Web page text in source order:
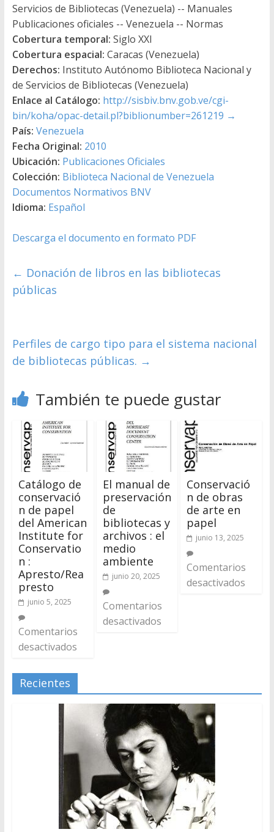
Servicios de Bibliotecas (Venezuela) -- Manuales
Publicaciones oficiales -- Venezuela -- Normas
Cobertura temporal: Siglo XXI
Cobertura espacial: Caracas (Venezuela)
Derechos: Instituto Autónomo Biblioteca Nacional y
de Servicios de Bibliotecas (Venezuela)
Enlace al Catálogo: http://sisbiv.bnv.gob.ve/cgi-
bin/koha/opac-detail.pl?biblionumber=261219 →
País: Venezuela
Fecha Original: 2010
Ubicación: Publicaciones Oficiales
Colección: Biblioteca Nacional de Venezuela
Documentos Normativos BNV
Idioma: Español
Descarga el documento en formato PDF
← Donación de libros en las bibliotecas
públicas
Perfiles de cargo tipo para el sistema nacional
de bibliotecas públicas. →
También te puede gustar
Catálogo de
conservació
n de papel
del American
Institute for
Conservatio
n :
Apresto/Rea
presto
junio 5, 2025
Comentarios
desactivados
El manual de
preservación
de
bibliotecas y
archivos : el
medio
ambiente
junio 20, 2025
Comentarios
desactivados
Conservació
n de obras
de arte en
papel
junio 13, 2025
Comentarios
desactivados
Recientes